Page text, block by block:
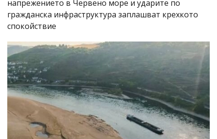
напрежението в Червено море и ударите по
гражданска инфраструктура заплашват крехкото
спокойствие